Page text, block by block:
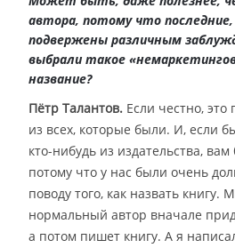
автора, потому что
подвержены различным
выбрали такое
название?
Пётр Талантов. Если честно,
из всех, которые были. И, если
кто-нибудь из издательства,
потому что у нас были очень
поводу того, как назвать книгу.
нормальный автор вначале
а потом пишет книгу. А я